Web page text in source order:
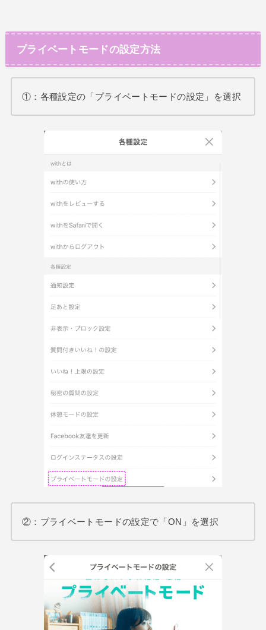
プライベートモードの設定方法
①：各種設定の「プライベートモードの設定」を選択
②：プライベートモードの設定で「ON」を選択